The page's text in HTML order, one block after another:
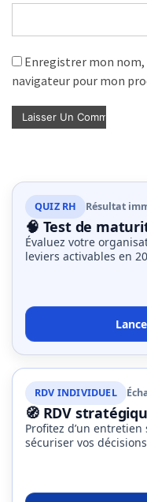
Enregistrer mon
navigateur pour mon
QUIZ RH Résultat
🧠 Test de
Évaluez votre
leviers activables en
RDV INDIVIDUEL
🧭 RDV
Profitez d’un
sécuriser vos